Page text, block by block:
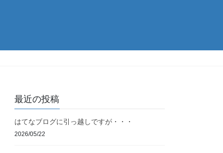
最近の投稿
はてなブログに引っ越しですが・・・
2026/05/22